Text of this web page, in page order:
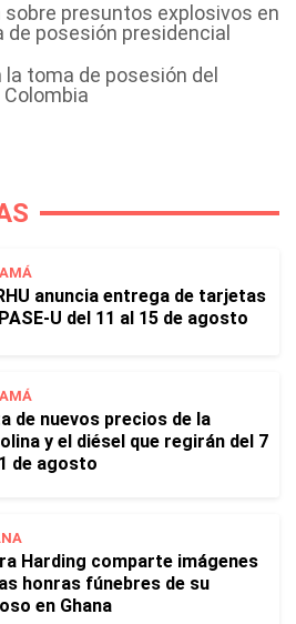
presuntos explosivos en
posesión presidencial
toma de posesión del
anuncia entrega de tarjetas
U del 11 al 15 de agosto
de nuevos precios de la
y el diésel que regirán del 7
de agosto
Harding comparte imágenes
honras fúnebres de su
en Ghana